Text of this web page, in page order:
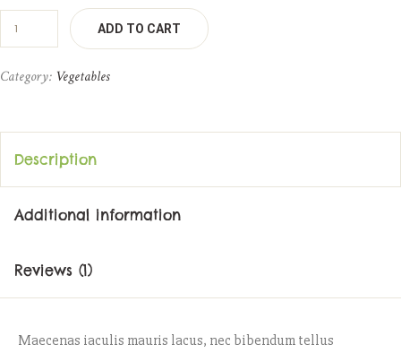
ADD TO CART
Category: Vegetables
Description
Additional information
Reviews (1)
Maecenas iaculis mauris lacus, nec bibendum tellus